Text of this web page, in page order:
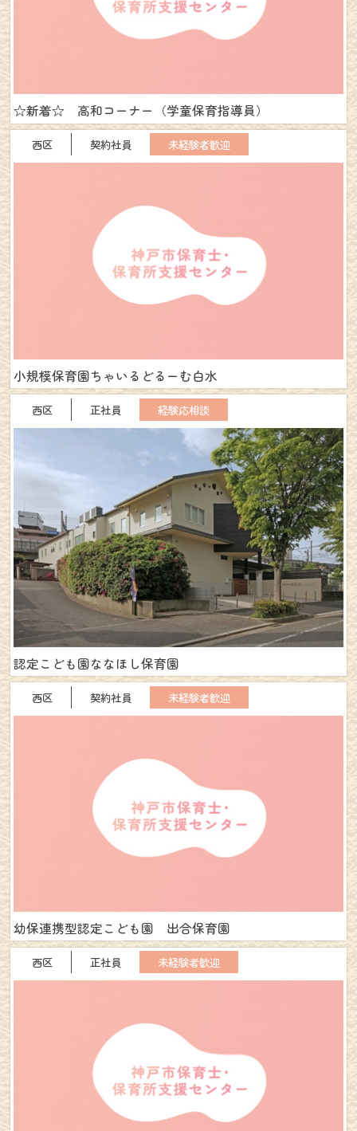
NEWS
仕事を探す
☆新着☆ 高和コーナー（学童保育指導員）
西区 契約社員 未経験者歓迎
小規模保育園ちゃいるどるーむ白水
西区 正社員 経験応相談
認定こども園ななほし保育園
西区 契約社員 未経験者歓迎
幼保連携型認定こども園 出合保育園
西区 正社員 未経験者歓迎